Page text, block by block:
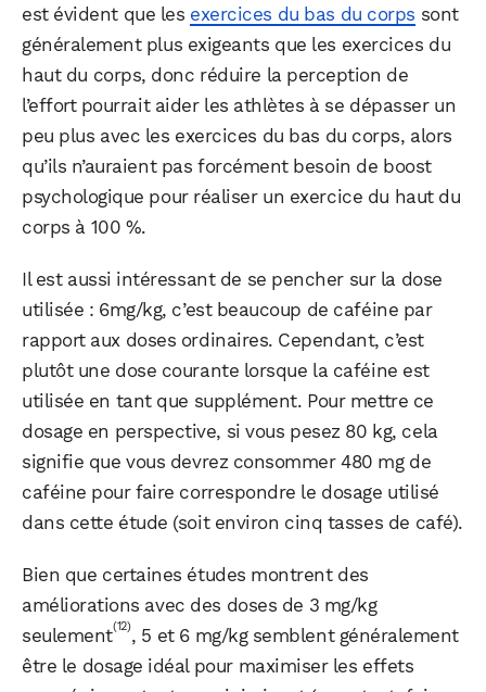
est évident que les exercices du bas du corps sont
généralement plus exigeants que les exercices du
haut du corps, donc réduire la perception de
l’effort pourrait aider les athlètes à se dépasser un
peu plus avec les exercices du bas du corps, alors
qu’ils n’auraient pas forcément besoin de boost
psychologique pour réaliser un exercice du haut du
corps à 100 %.
Il est aussi intéressant de se pencher sur la dose
utilisée : 6mg/kg, c’est beaucoup de caféine par
rapport aux doses ordinaires. Cependant, c’est
plutôt une dose courante lorsque la caféine est
utilisée en tant que supplément. Pour mettre ce
dosage en perspective, si vous pesez 80 kg, cela
signifie que vous devrez consommer 480 mg de
caféine pour faire correspondre le dosage utilisé
dans cette étude (soit environ cinq tasses de café).
Bien que certaines études montrent des
améliorations avec des doses de 3 mg/kg
seulement(12), 5 et 6 mg/kg semblent généralement
être le dosage idéal pour maximiser les effets